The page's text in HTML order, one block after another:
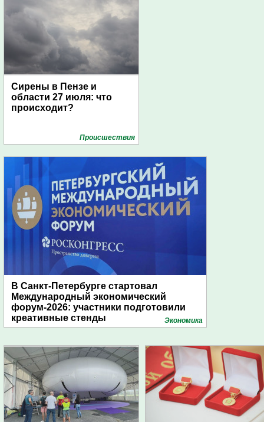
Сирены в Пензе и
области 27 июля: что
происходит?
Проиcшествия
В Санкт-Петербурге стартовал
Международный экономический
форум-2026: участники подготовили
креативные стенды
Экономика